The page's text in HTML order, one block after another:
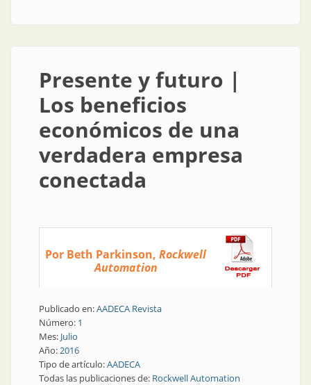
Presente y futuro |
Los beneficios
económicos de una
verdadera empresa
conectada
Por Beth Parkinson, Rockwell
Automation
Publicado en:AADECA Revista
Número: 1
Mes: Julio
Año:2016
Tipo de artículo:AADECA
Todas las publicaciones de: Rockwell Automation